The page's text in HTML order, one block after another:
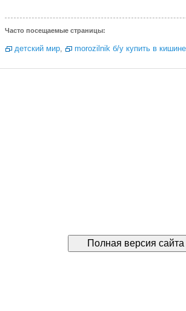
Часто посещаемые страницы:
детский мир, morozilnik б/у купить в